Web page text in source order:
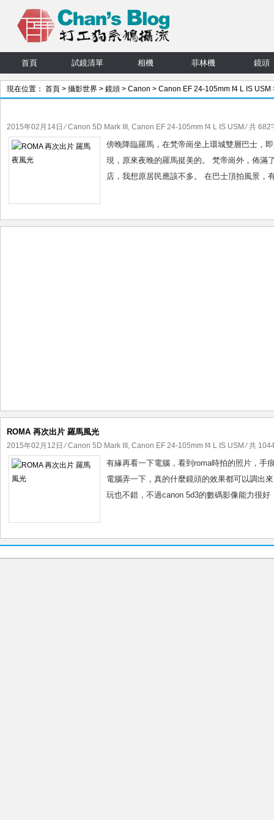
首頁 試鏡清單 相機 菲林機 鏡頭
現在位置： 首頁 > 攝影世界 > 鏡頭 > Canon > Canon EF 24-105mm f4 L IS USM
2015年02月14日 ⁄Canon 5D Mark III , Canon EF 24-105mm f4 L IS USM ⁄ 共 682
傍晚降臨羅馬，在梵帝崗坐上環城雙層巴士，
現，原來夜晚的羅馬挺美的。 梵帝崗外，佈滿
店，我想原居民應該不多。 在巴士頂拍風景，
ROMA 再次出片 羅馬風光
2015年02月12日 ⁄Canon 5D Mark III , Canon EF 24-105mm f4 L IS USM ⁄ 共
有緣再看一下電腦，看到roma時拍的照片，手
電腦弄一下，真的什麼鏡頭的效果都可以調出
玩也不錯，不過canon 5d3的數碼影像能力很